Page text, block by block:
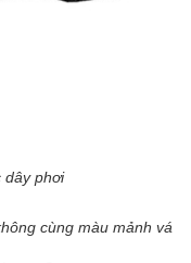
dây phơi
cùng màu mảnh vá